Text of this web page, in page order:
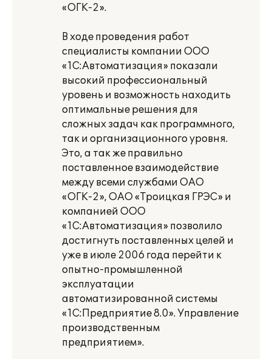
«ОГК-2».
В ходе проведения работ
специалисты компании ООО
«1С:Автоматизация» показали
высокий профессиональный
уровень и возможность находить
оптимальные решения для
сложных задач как программного,
так и организационного уровня.
Это, а так же правильно
поставленное взаимодействие
между всеми службами ОАО
«ОГК-2», ОАО «Троицкая ГРЭС» и
компанией ООО
«1С:Автоматизация» позволило
достигнуть поставленных целей и
уже в июле 2006 года перейти к
опытно-промышленной
эксплуатации
автоматизированной системы
«1С:Предприятие 8.0». Управление
производственным
предприятием».